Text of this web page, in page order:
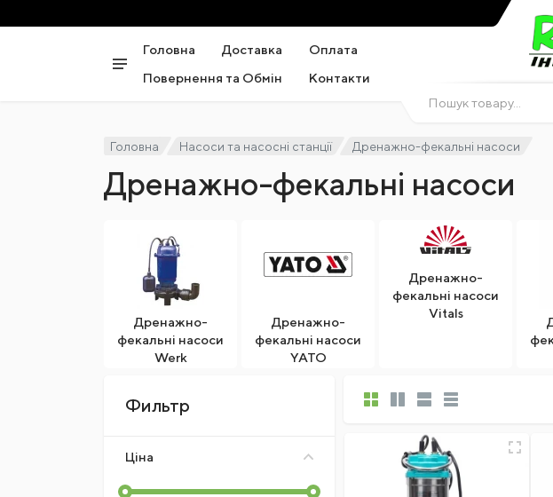
Головна Доставка
Оплата
Повернення та Обмін
Контакти
Головна Насоси та насосні станції Дренажно-фекальні насоси
Дренажно-фекальні насоси
Дренажно-
фекальні насоси
Werk
Дренажно-
фекальні насоси
YATO
Дренажно-
фекальні насоси
Vitals
Фильтр
Ціна